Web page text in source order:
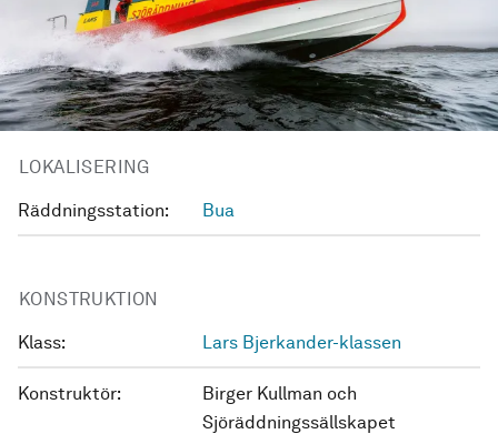
LOKALISERING
Räddningsstation: Bua
KONSTRUKTION
Klass: Lars Bjerkander-klassen
Konstruktör:
Birger Kullman och
Sjöräddningssällskapet